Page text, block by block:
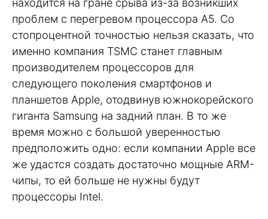
находится на гране срыва из-за возникших
проблем с перегревом процессора A5. Со
стопроцентной точностью нельзя сказать, что
именно компания TSMC станет главным
производителем процессоров для
следующего поколения смартфонов и
планшетов Apple, отодвинув южнокорейского
гиганта Samsung на задний план. В то же
время можно с большой уверенностью
предположить одно: если компании Apple все
же удастся создать достаточно мощные ARM-
чипы, то ей больше не нужны будут
процессоры Intel.